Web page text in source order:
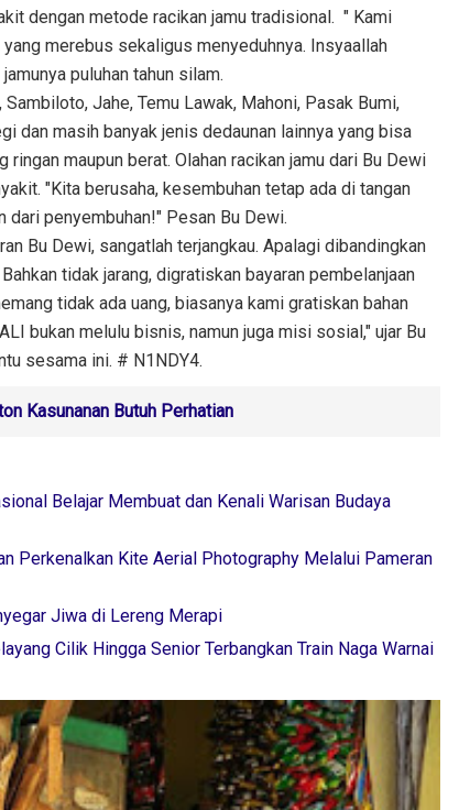
dengan metode racikan jamu tradisional. " Kami
merebus sekaligus menyeduhnya. Insyaallah
puluhan tahun silam.
Jahe, Temu Lawak, Mahoni, Pasak Bumi,
dan masih banyak jenis dedaunan lainnya yang bisa
maupun berat. Olahan racikan jamu dari Bu Dewi
"Kita berusaha, kesembuhan tetap ada di tangan
penyembuhan!" Pesan Bu Dewi.
Bu Dewi, sangatlah terjangkau. Apalagi dibandingkan
tidak jarang, digratiskan bayaran pembelanjaan
tidak ada uang, biasanya kami gratiskan bahan
bukan melulu bisnis, namun juga misi sosial," ujar Bu
sesama ini. # N1NDY4.
Kasunanan Butuh Perhatian
Belajar Membuat dan Kenali Warisan Budaya
Perkenalkan Kite Aerial Photography Melalui Pameran
Jiwa di Lereng Merapi
Cilik Hingga Senior Terbangkan Train Naga Warnai